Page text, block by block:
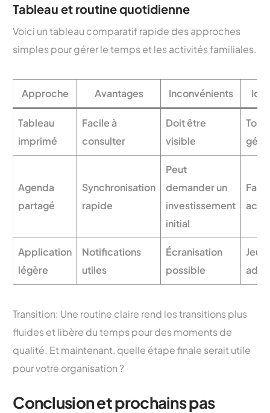
Tableau et routine quotidienne
Voici un tableau comparatif rapide des approches
simples pour gérer le temps et les activités familiales.
Approche Avantages Inconvénients
Tableau
imprimé
Facile à
consulter
Doit être
visible
Agenda
partagé
Synchronisation
rapide
Peut
demander un
investissement
initial
Application
légère
Notifications
utiles
Écranisation
possible
Transition: Une routine claire rend les transitions plus
fluides et libère du temps pour des moments de
qualité. Et maintenant, quelle étape finale serait utile
pour votre organisation ?
Conclusion et prochains pas